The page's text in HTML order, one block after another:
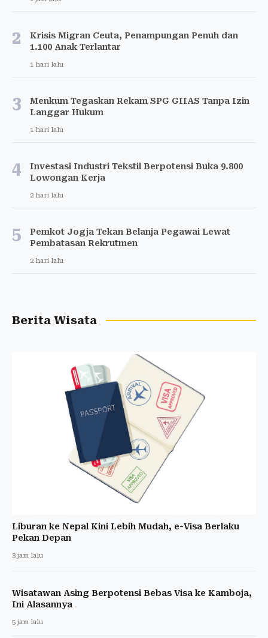
2
Krisis Migran Ceuta, Penampungan Penuh dan
1.100 Anak Terlantar
1 hari lalu
3
Menkum Tegaskan Rekam SPG GIIAS Tanpa Izin
Langgar Hukum
1 hari lalu
4
Investasi Industri Tekstil Berpotensi Buka 9.800
Lowongan Kerja
2 hari lalu
5
Pemkot Jogja Tekan Belanja Pegawai Lewat
Pembatasan Rekrutmen
2 hari lalu
Berita Wisata
Liburan ke Nepal Kini Lebih Mudah, e-Visa Berlaku
Pekan Depan
3 jam lalu
Wisatawan Asing Berpotensi Bebas Visa ke Kamboja,
Ini Alasannya
5 jam lalu